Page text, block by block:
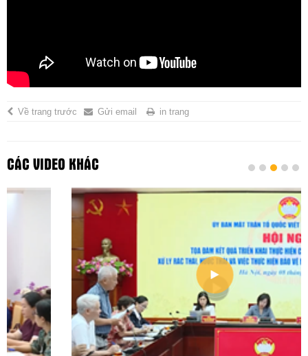
Về trang trước Gửi email in trang
CÁC VIDEO KHÁC